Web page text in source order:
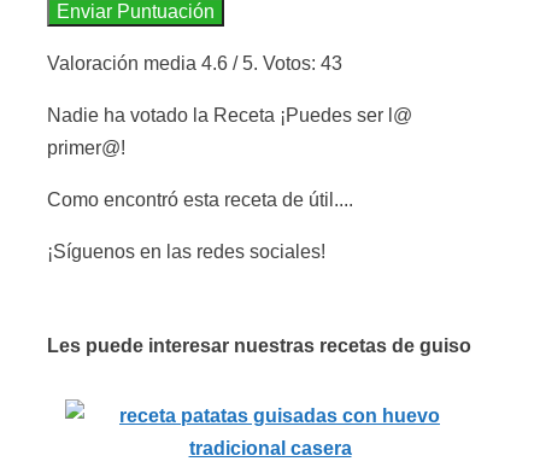
Enviar Puntuación
Valoración media 4.6 / 5. Votos: 43
Nadie ha votado la Receta ¡Puedes ser l@
primer@!
Como encontró esta receta de útil....
¡Síguenos en las redes sociales!
Les puede interesar nuestras recetas de guiso